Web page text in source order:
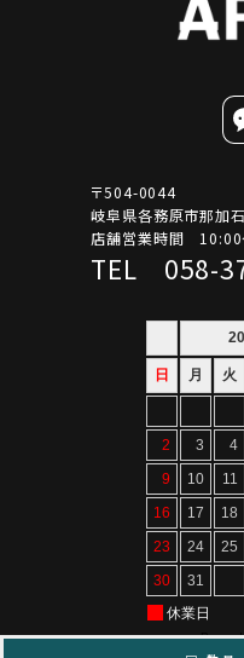
〒504-0044
岐阜県各務原市那加
店舗営業時間 10:00
TEL 058-